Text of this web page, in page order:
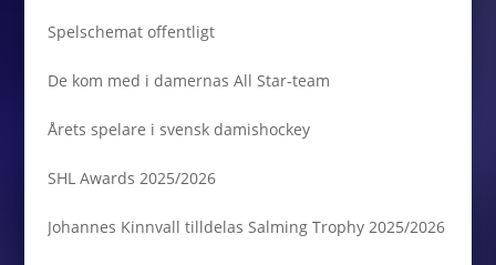
Spelschemat offentligt
De kom med i damernas All Star-team
Årets spelare i svensk damishockey
SHL Awards 2025/2026
Johannes Kinnvall tilldelas Salming Trophy 2025/2026